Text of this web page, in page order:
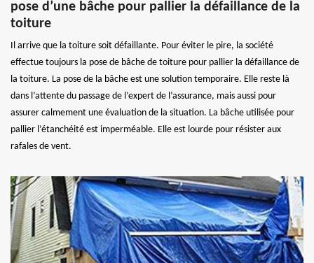
pose d’une bâche pour pallier la défaillance de la
toiture
Il arrive que la toiture soit défaillante. Pour éviter le pire, la société
effectue toujours la pose de bâche de toiture pour pallier la défaillance de
la toiture. La pose de la bâche est une solution temporaire. Elle reste là
dans l’attente du passage de l’expert de l’assurance, mais aussi pour
assurer calmement une évaluation de la situation. La bâche utilisée pour
pallier l’étanchéité est imperméable. Elle est lourde pour résister aux
rafales de vent.